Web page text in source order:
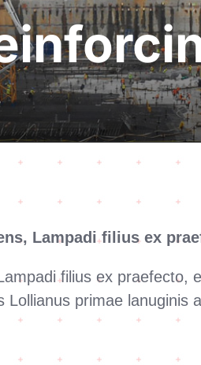
Lampadi filius ex
filius ex
primae